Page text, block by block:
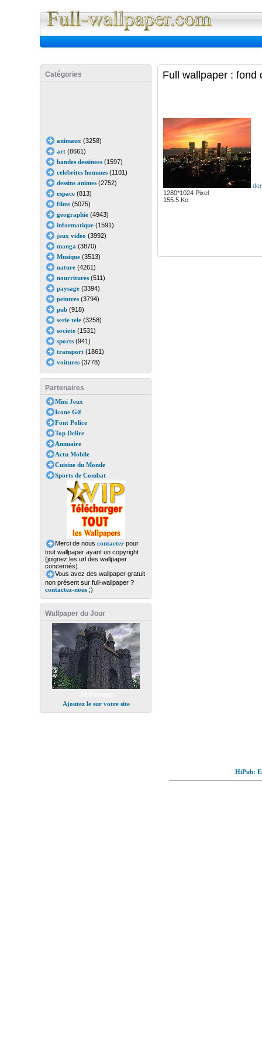
Catégories
animaux (3258)
art(8661)
bandes dessinees(1597)
celebrites hommes(1101)
dessins animes(2752)
espace(813)
films(5075)
geographie(4943)
informatique(1591)
jeux video (3992)
manga (3870)
Musique(3513)
nature(4261)
nourritures(511)
paysage(3394)
peintres(3794)
pub(918)
serie tele(3258)
societe(1531)
sports(941)
transport(1861)
voitures(3778)
Partenaires
Mini Jeux
Icone Gif
Font Police
Top Delire
Annuaire
Actu Mobile
Cuisine du Monde
Sports de Combat
Merci de nous contacterpour
tout wallpaper ayant un copyright
(joignez les url des wallpaper
concernés)
Vous avez des wallpaper gratuit
non présent sur full-wallpaper ?
contactez-nous;)
Wallpaper du Jour
Ajoutez le sur votre site
Full wallpaper : fond
1280*1024 Pixel
155.5 Ko
HiPub: